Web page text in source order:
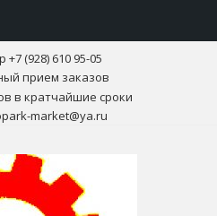
(928) 610 95-05
прием заказов
в кратчайшие сроки
market@ya.ru